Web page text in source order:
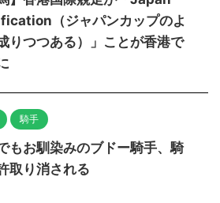
（ジャパンカップのよ
りつつある）」ことが香港で
騎手
もお馴染みのブドー騎手、騎
取り消される